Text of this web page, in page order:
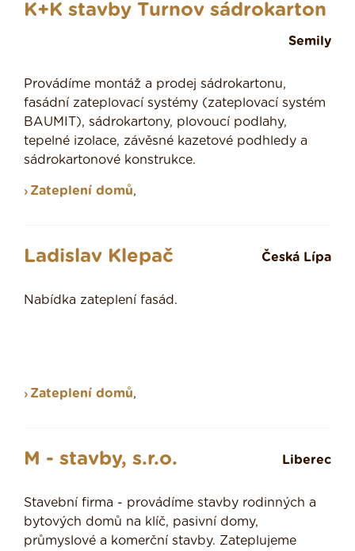
K+K stavby Turnov sádrokarton
Semily
Provádíme montáž a prodej sádrokartonu,
fasádní zateplovací systémy (zateplovací systém
BAUMIT), sádrokartony, plovoucí podlahy,
tepelné izolace, závěsné kazetové podhledy a
sádrokartonové konstrukce.
Zateplení domů,
Ladislav Klepač Česká Lípa
Nabídka zateplení fasád.
Zateplení domů,
M - stavby, s.r.o. Liberec
Stavební firma - provádíme stavby rodinných a
bytových domů na klíč, pasivní domy,
průmyslové a komerční stavby. Zateplujeme